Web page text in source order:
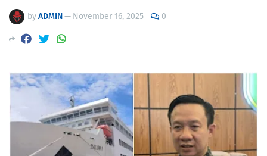
byADMIN— November 16, 2025 0